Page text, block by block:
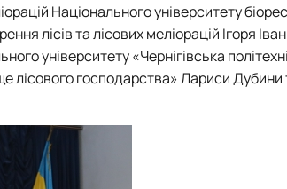
Національного університету
лісів та лісових меліорацій Ігоря
університету «Чернігівська
господарства» Лариси Дубини